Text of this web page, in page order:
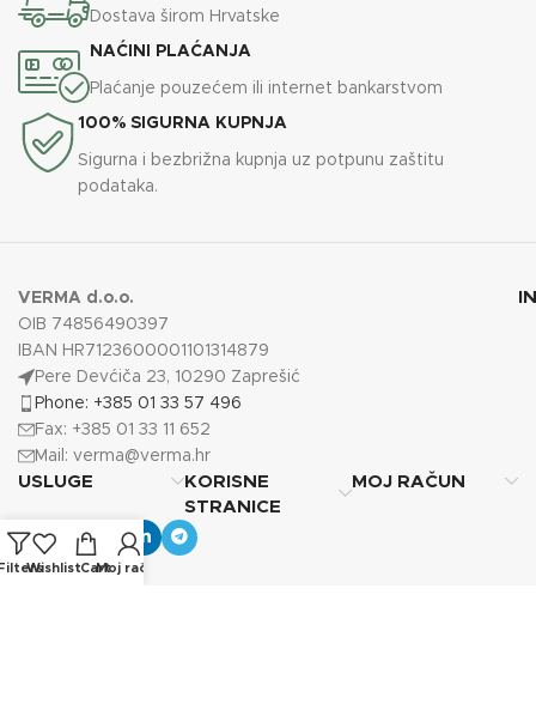
Dostava širom Hrvatske
NAĆINI PLAĆANJA
Plaćanje pouzećem ili internet bankarstvom
100% SIGURNA KUPNJA
Sigurna i bezbrižna kupnja uz potpunu zaštitu
podataka.
VERMA d.o.o.
OIB 74856490397
IBAN HR7123600001101314879
Pere Devćiča 23, 10290 Zaprešić
Phone: +385 01 33 57 496
Fax: +385 01 33 11 652
Mail: verma@verma.hr
USLUGE
KORISNE
STRANICE
MOJ RAČUN
WishlistCartMoj račun